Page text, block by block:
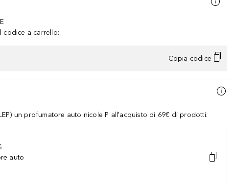
codice a carrello:
Copia codice
un profumatore auto nicole P all'acquisto di 69€ di prodotti.
auto